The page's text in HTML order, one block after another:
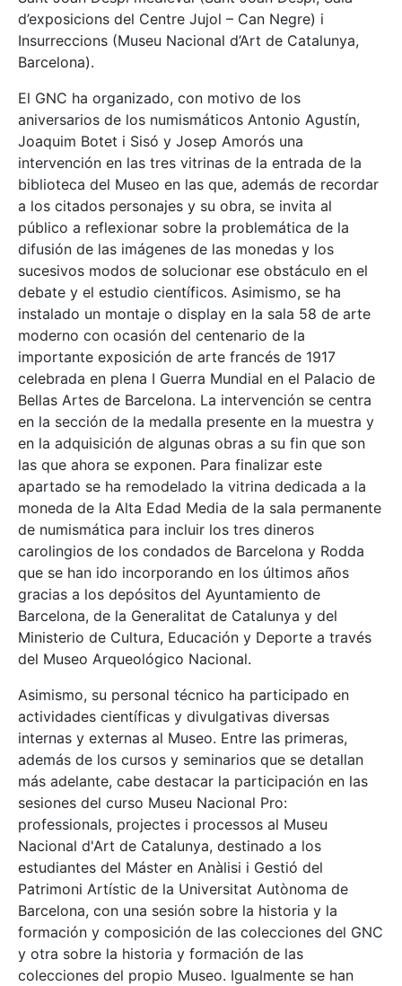
d’exposicions del Centre Jujol – Can Negre) i
Insurreccions (Museu Nacional d’Art de Catalunya,
Barcelona).
El GNC ha organizado, con motivo de los
aniversarios de los numismáticos Antonio Agustín,
Joaquim Botet i Sisó y Josep Amorós una
intervención en las tres vitrinas de la entrada de la
biblioteca del Museo en las que, además de recordar
a los citados personajes y su obra, se invita al
público a reflexionar sobre la problemática de la
difusión de las imágenes de las monedas y los
sucesivos modos de solucionar ese obstáculo en el
debate y el estudio científicos. Asimismo, se ha
instalado un montaje o display en la sala 58 de arte
moderno con ocasión del centenario de la
importante exposición de arte francés de 1917
celebrada en plena I Guerra Mundial en el Palacio de
Bellas Artes de Barcelona. La intervención se centra
en la sección de la medalla presente en la muestra y
en la adquisición de algunas obras a su fin que son
las que ahora se exponen. Para finalizar este
apartado se ha remodelado la vitrina dedicada a la
moneda de la Alta Edad Media de la sala permanente
de numismática para incluir los tres dineros
carolingios de los condados de Barcelona y Rodda
que se han ido incorporando en los últimos años
gracias a los depósitos del Ayuntamiento de
Barcelona, de la Generalitat de Catalunya y del
Ministerio de Cultura, Educación y Deporte a través
del Museo Arqueológico Nacional.
Asimismo, su personal técnico ha participado en
actividades científicas y divulgativas diversas
internas y externas al Museo. Entre las primeras,
además de los cursos y seminarios que se detallan
más adelante, cabe destacar la participación en las
sesiones del curso Museu Nacional Pro:
professionals, projectes i processos al Museu
Nacional d'Art de Catalunya, destinado a los
estudiantes del Máster en Anàlisi i Gestió del
Patrimoni Artístic de la Universitat Autònoma de
Barcelona, con una sesión sobre la historia y la
formación y composición de las colecciones del GNC
y otra sobre la historia y formación de las
colecciones del propio Museo. Igualmente se han